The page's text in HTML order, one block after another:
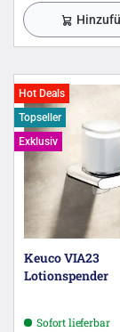
Hot Deals
Topseller
Exklusiv
Keuco VIA23
Lotionspender
Sofort lieferbar